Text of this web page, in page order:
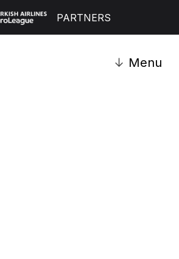
PARTNERS
↓ Menu